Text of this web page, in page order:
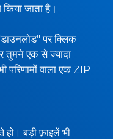
जाता है।
पर क्लिक
एक से ज्यादा
परिणामों वाला एक ZIP
बड़ी फ़ाइलें भी